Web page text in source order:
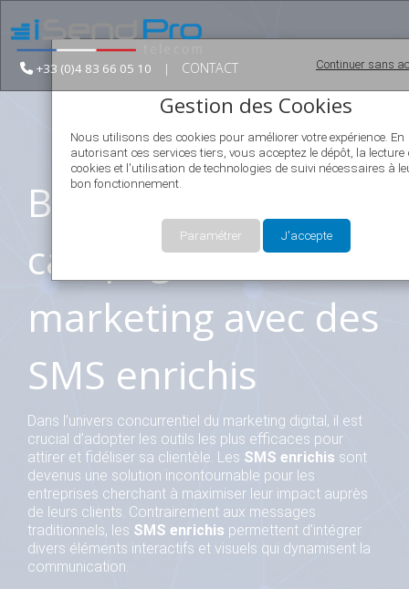
Continuer sans
Gestion des Cookies
Nous utilisons des cookies pour améliorer votre expérience. En
autorisant ces services tiers, vous acceptez le dépôt, la lecture
cookies et l'utilisation de technologies de suivi nécessaires à
bon fonctionnement.
Paramétrer J'accepte
+33 (0)4 83 66 05 10 | CONTACT
Boostez vos
campagnes
marketing avec des
SMS enrichis
Dans l’univers concurrentiel du marketing digital, il est
crucial d’adopter les outils les plus efficaces pour
attirer et fidéliser sa clientèle. Les SMS enrichis sont
devenus une solution incontournable pour les
entreprises cherchant à maximiser leur impact auprès
de leurs clients. Contrairement aux messages
traditionnels, les SMS enrichis permettent d’intégrer
divers éléments interactifs et visuels qui dynamisent la
communication.